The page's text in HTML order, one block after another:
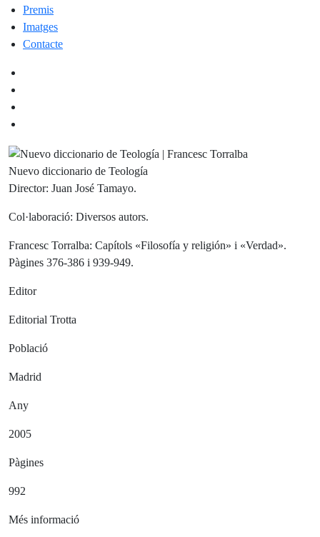
Premis
Imatges
Contacte
Nuevo diccionario de Teología
Director: Juan José Tamayo.
Col·laboració: Diversos autors.
Francesc Torralba: Capítols «Filosofía y religión» i «Verdad».
Pàgines 376-386 i 939-949.
Editor
Editorial Trotta
Població
Madrid
Any
2005
Pàgines
992
Més informació